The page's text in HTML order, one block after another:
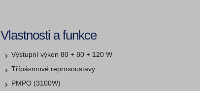
Vlastnosti a funkce
Výstupní výkon 80 + 80 + 120 W
Třípásmové reprosoustavy
PMPO (3100W)